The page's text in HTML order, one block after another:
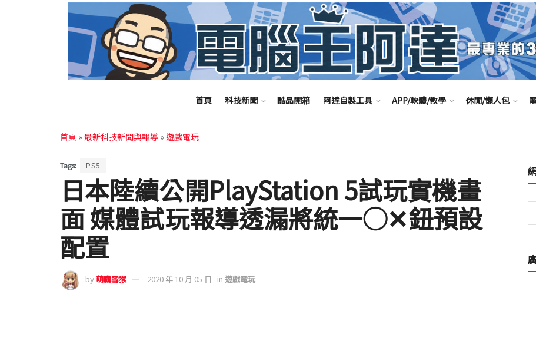
首頁 科技新聞 酷品開箱 阿達自製工具 APP/軟體/教學 休閒/懶人包
首頁 »最新科技新聞與報導 »遊戲電玩
Tags: PS5
日本陸續公開PlayStation 5試玩實機畫
面 媒體試玩報導透漏將統一◯✕鈕預設
配置
by 萌朧雪猴 2020 年 10 月 05 日 in 遊戲電玩